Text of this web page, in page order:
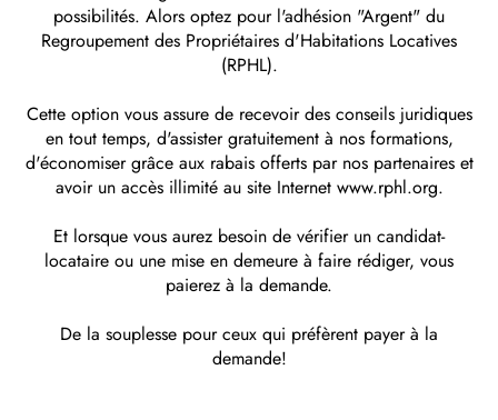
possibilités. Alors optez pour l'adhésion "Argent" du
Regroupement des Propriétaires d'Habitations Locatives
(RPHL).
Cette option vous assure de recevoir des conseils juridiques
en tout temps, d'assister gratuitement à nos formations,
d'économiser grâce aux rabais offerts par nos partenaires et
avoir un accès illimité au site Internet www.rphl.org.
Et lorsque vous aurez besoin de vérifier un candidat-
locataire ou une mise en demeure à faire rédiger, vous
paierez à la demande.
De la souplesse pour ceux qui préfèrent payer à la
demande!